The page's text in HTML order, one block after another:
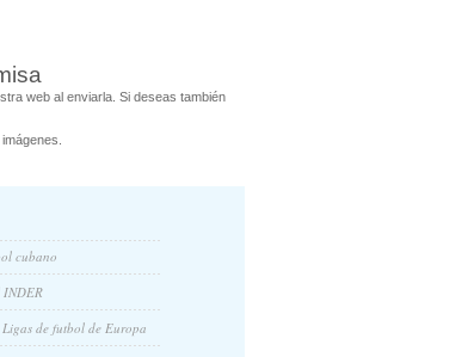
web al enviarla. Si deseas también
cubano
de futbol de Europa